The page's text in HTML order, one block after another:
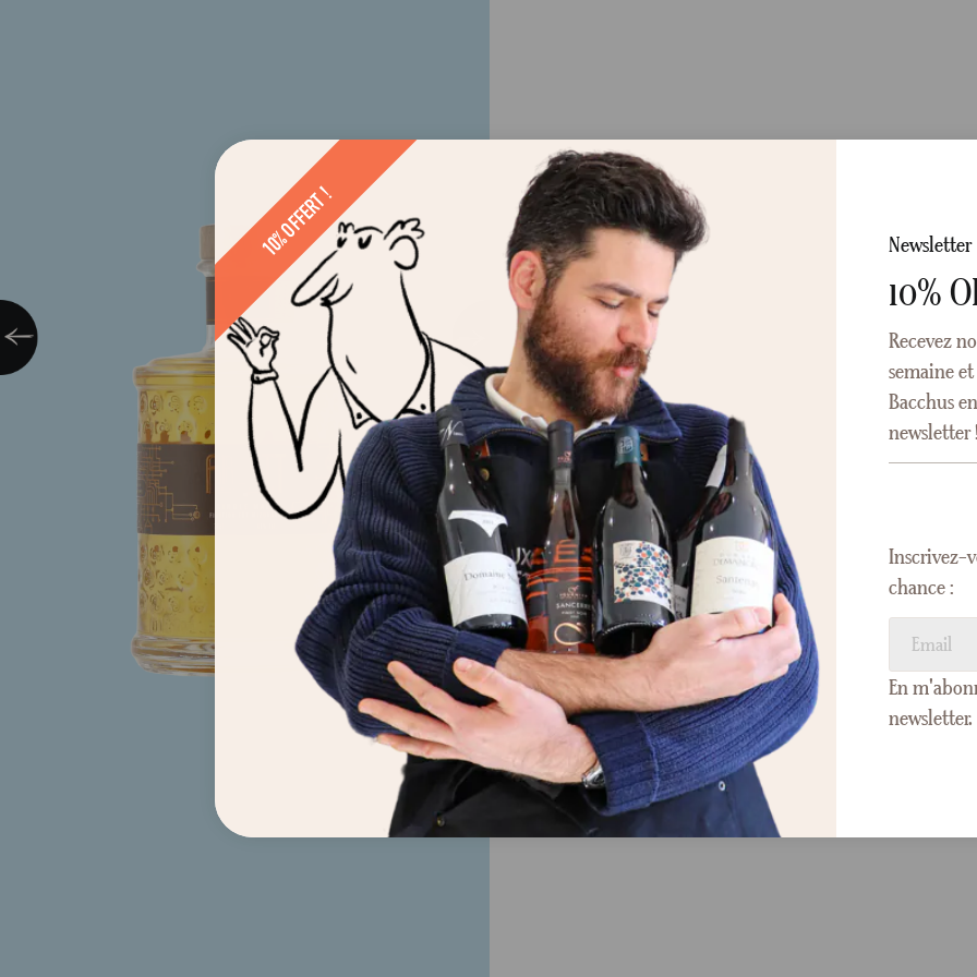
10% OFFERT ! Newsletter
10%
Recevez
semaine
Bacchus
newsletter
Inscrivez-
chance :
En
newsletter.